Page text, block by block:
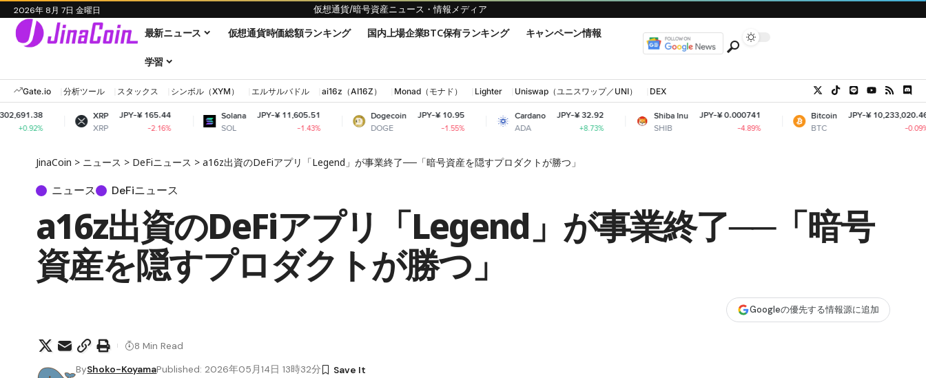
2026年 8月 7日 金曜日 仮想通貨/暗号資産ニュース・情報メディア
最新ニュース 仮想通貨時価総額ランキング 国内上場企業BTC保有ランキング キャンペーン情報
学習
Gate.io 分析ツール スタックス シンボル（XYM） エルサルバドル ai16z（AI16Z） Monad（モナド） Lighter Uniswap（ユニスワップ／UNI） DEX
XRP
XRP
JPY-¥ 165.44
-2.16%
Solana
SOL
JPY-¥ 11,605.51
Dogecoin
DOGE
JPY-¥ 10.95
-1.55%
Cardano
ADA
JPY-¥ 32.92
+8.73%
Shiba Inu
SHIB
JPY-¥ 0.000741
Bitcoin
BTC
JPY-¥ 10,233,020.46
JinaCoin > ニュース > DeFiニュース > a16z出資のDeFiアプリ「Legend」が事業終了──「暗号資産を隠すプロダクトが勝つ」
ニュース DeFiニュース
a16z出資のDeFiアプリ「Legend」が事業終了──「暗号
資産を隠すプロダクトが勝つ」
Googleの優先する情報源に追加
ByShoko-KoyamaPublished: 2026年05月14日 13時32分
8 Min Read